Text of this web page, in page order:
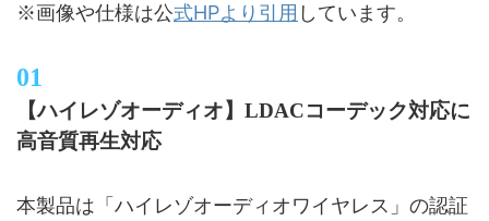
※画像や仕様は公式HPより引用 しています。
【ハイレゾオーディオ】LDACコーデック対応に
高音質再生対応
本製品は「ハイレゾオーディオワイヤレス」の認証